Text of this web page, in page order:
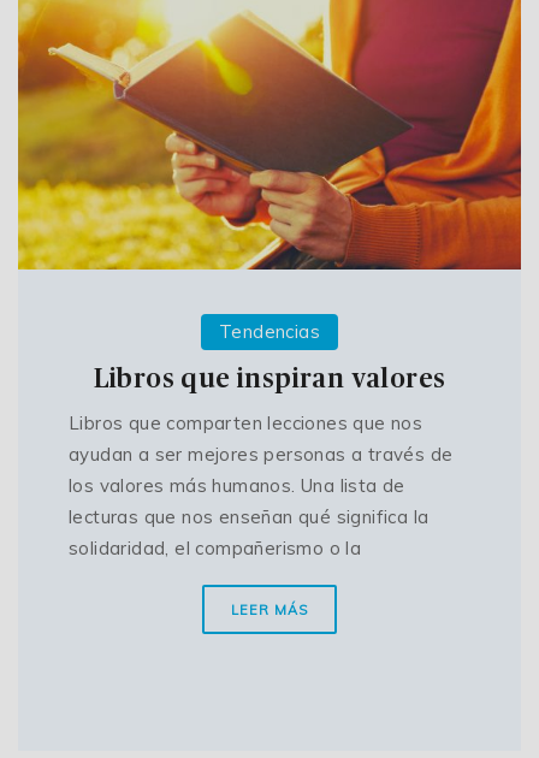
Tendencias
Libros que inspiran valores
Libros que comparten lecciones que nos
ayudan a ser mejores personas a través de
los valores más humanos. Una lista de
lecturas que nos enseñan qué significa la
solidaridad, el compañerismo o la
LEER MÁS